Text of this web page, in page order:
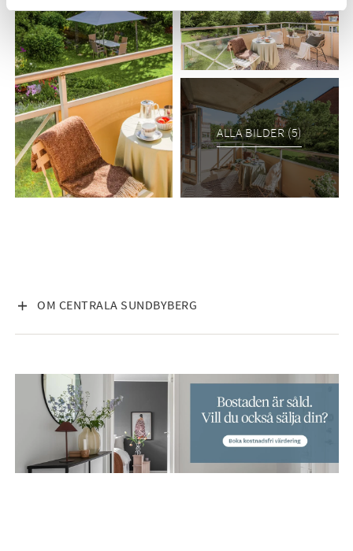
ALLA BILDER (5)
OM CENTRALA SUNDBYBERG
VISA INNEHÅLL